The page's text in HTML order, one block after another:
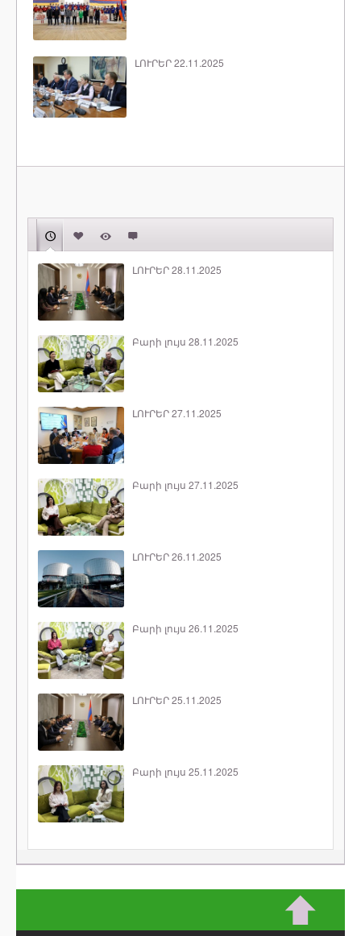
ԼՈՒՐԵՐ 22.11.2025
ԼՈՒՐԵՐ 28.11.2025
Բարի լույս 28.11.2025
ԼՈՒՐԵՐ 27.11.2025
Բարի լույս 27.11.2025
ԼՈՒՐԵՐ 26.11.2025
Բարի լույս 26.11.2025
ԼՈՒՐԵՐ 25.11.2025
Բարի լույս 25.11.2025